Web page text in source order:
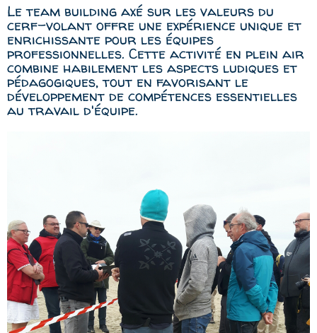
Le team building axé sur les valeurs du
cerf-volant offre une expérience unique et
enrichissante pour les équipes
professionnelles. Cette activité en plein air
combine habilement les aspects ludiques et
pédagogiques, tout en favorisant le
développement de compétences essentielles
au travail d'équipe.